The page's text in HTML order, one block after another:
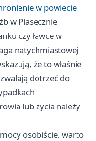
w powiecie
w Piasecznie
czy ławce w
natychmiastowej
że to właśnie
dotrzeć do
lub życia należy
osobiście, warto